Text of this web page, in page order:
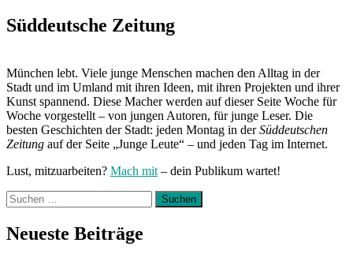
Süddeutsche Zeitung
München lebt. Viele junge Menschen machen den Alltag in der
Stadt und im Umland mit ihren Ideen, mit ihren Projekten und ihrer
Kunst spannend. Diese Macher werden auf dieser Seite Woche für
Woche vorgestellt – von jungen Autoren, für junge Leser. Die
besten Geschichten der Stadt: jeden Montag in derSüddeutschen
Zeitung auf der Seite „Junge Leute“ – und jeden Tag im Internet.
Lust, mitzuarbeiten? Mach mit – dein Publikum wartet!
Suchen
nach:
Neueste Beiträge